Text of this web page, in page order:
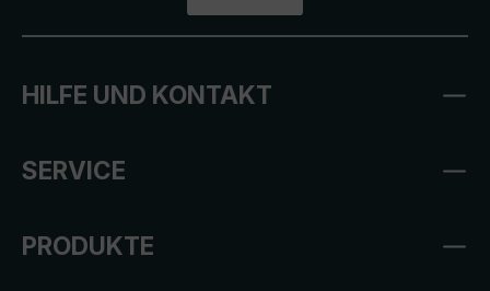
HILFE UND KONTAKT
SERVICE
PRODUKTE